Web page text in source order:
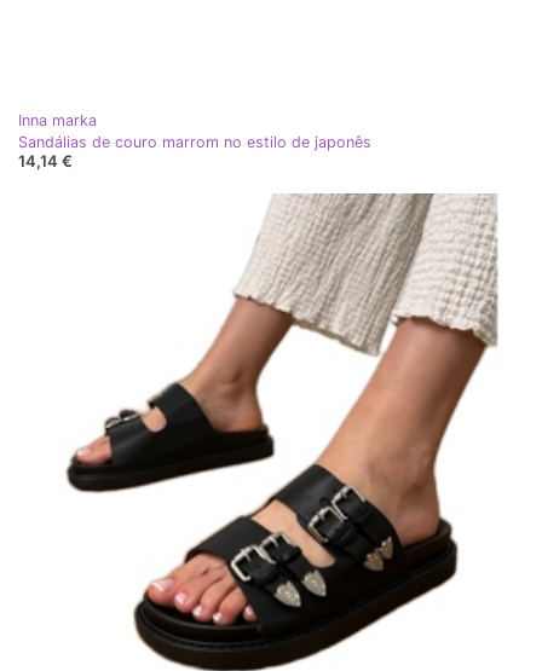
Inna marka
Sandálias de couro marrom no estilo de japonês
14,14 €